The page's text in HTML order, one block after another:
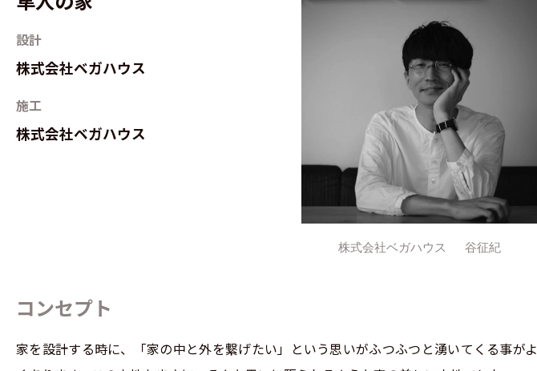
設計
株式会社ベガハウス
施工
株式会社ベガハウス
株式会社ベガハウス 谷征紀
コンセプト
家を設計する時に、「家の中と外を繋げたい」という思いがふつふつと湧いてくる事がよ